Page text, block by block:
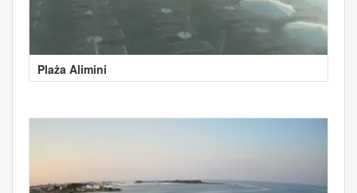
Plaża Alimini